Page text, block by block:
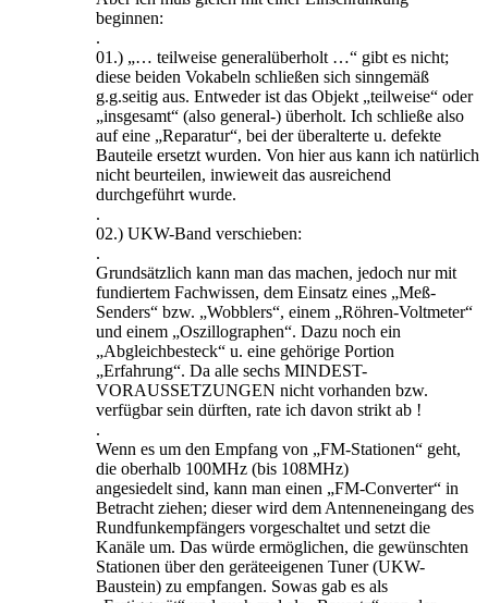
beginnen:
.
01.) „… teilweise generalüberholt …“ gibt es nicht;
diese beiden Vokabeln schließen sich sinngemäß
g.g.seitig aus. Entweder ist das Objekt „teilweise“ oder
„insgesamt“ (also general-) überholt. Ich schließe also
auf eine „Reparatur“, bei der überalterte u. defekte
Bauteile ersetzt wurden. Von hier aus kann ich natürlich
nicht beurteilen, inwieweit das ausreichend
durchgeführt wurde.
.
02.) UKW-Band verschieben:
.
Grundsätzlich kann man das machen, jedoch nur mit
fundiertem Fachwissen, dem Einsatz eines „Meß-
Senders“ bzw. „Wobblers“, einem „Röhren-Voltmeter“
und einem „Oszillographen“. Dazu noch ein
„Abgleichbesteck“ u. eine gehörige Portion
„Erfahrung“. Da alle sechs MINDEST-
VORAUSSETZUNGEN nicht vorhanden bzw.
verfügbar sein dürften, rate ich davon strikt ab !
.
Wenn es um den Empfang von „FM-Stationen“ geht,
die oberhalb 100MHz (bis 108MHz)
angesiedelt sind, kann man einen „FM-Converter“ in
Betracht ziehen; dieser wird dem Antenneneingang des
Rundfunkempfängers vorgeschaltet und setzt die
Kanäle um. Das würde ermöglichen, die gewünschten
Stationen über den geräteeigenen Tuner (UKW-
Baustein) zu empfangen. Sowas gab es als